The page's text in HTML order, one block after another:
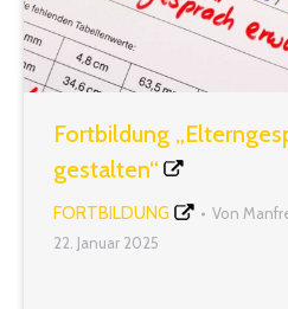
Fortbildung
gestalten“
FORTBILDUNG Von
22. Januar 2025